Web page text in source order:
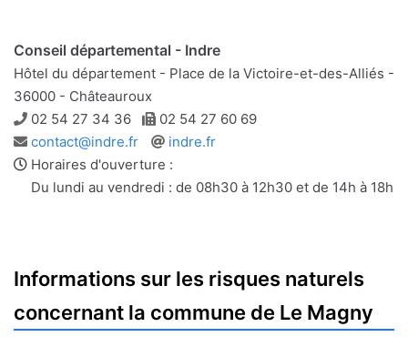
Conseil départemental - Indre
Hôtel du département - Place de la Victoire-et-des-Alliés -
36000 - Châteauroux
Téléphone
02 54 27 34 36 Télécopie
02 54 27 60 69
Adresse
e-
mail
contact@indre.fr
Site
web
indre.fr
Horaires d'ouverture :
Du lundi au vendredi : de 08h30 à 12h30 et de 14h à 18h
Informations sur les risques naturels
concernant la commune de Le Magny